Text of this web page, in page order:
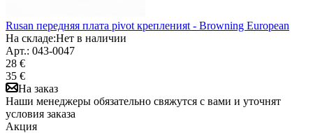
Rusan передняя плата pivot крепленияt - Browning European
На складе:Нет в наличии
Арт.: 043-0047
28 €
35 €
На заказ
Наши менеджеры обязательно свяжутся с вами и уточнят
условия заказа
Акция